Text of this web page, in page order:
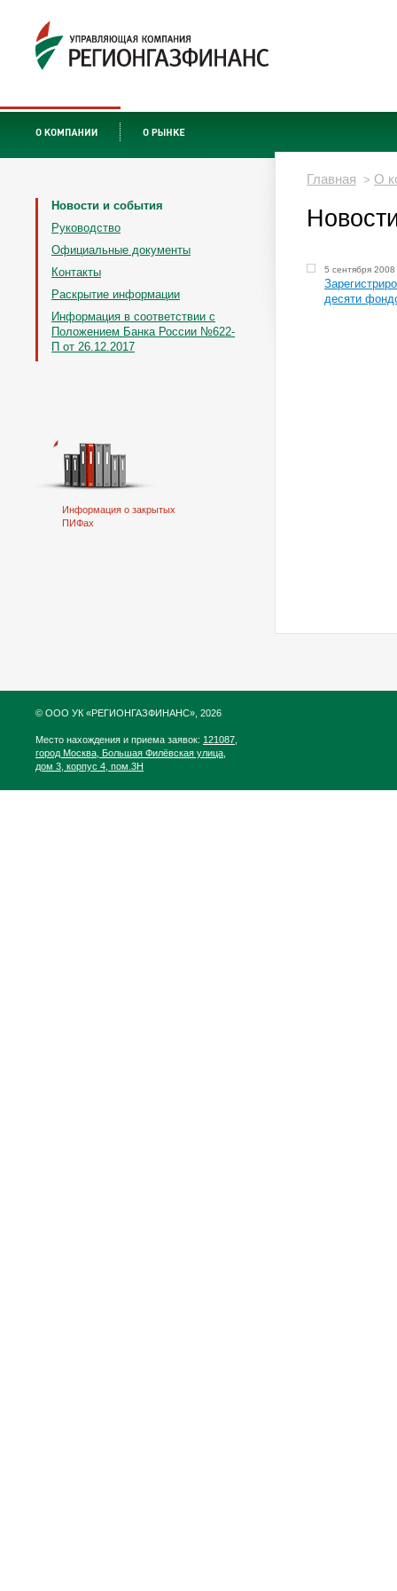
Новости и события
Руководство
Официальные документы
Контакты
Раскрытие информации
Информация в соответствии с
Положением Банка России №622-
П от 26.12.2017
Информация о закрытых
ПИФах
Главная > О
5 сентября 2008
десяти
© ООО УК «РЕГИОНГАЗФИНАНС», 2026
Место нахождения и приема заявок: 121087,
город Москва, Большая Филёвская улица,
дом 3, корпус 4, пом.3Н